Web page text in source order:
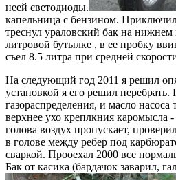
неей светодиоды.
капельница с бензином.
треснул ураловский бак на
литровой бутылке , в ее пробку
съел 8.5 литра при средней
На следующий год 2011 я решил
установкой я его решил
газораспределения, и масло
верхнее ухо креплкния
голова воздух пропускает,
в голове между ребер под
сваркой. Прооехал 2000 все
Бак от касика (бардачок заварил,